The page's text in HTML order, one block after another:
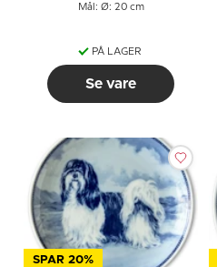
Mål: Ø: 20 cm
PÅ LAGER
Se vare
SPAR 20%